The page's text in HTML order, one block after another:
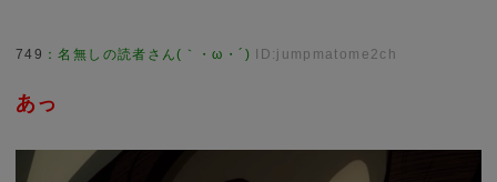
749 ：名無しの読者さん(｀・ω・´) ID:jumpmatome2ch
あっ